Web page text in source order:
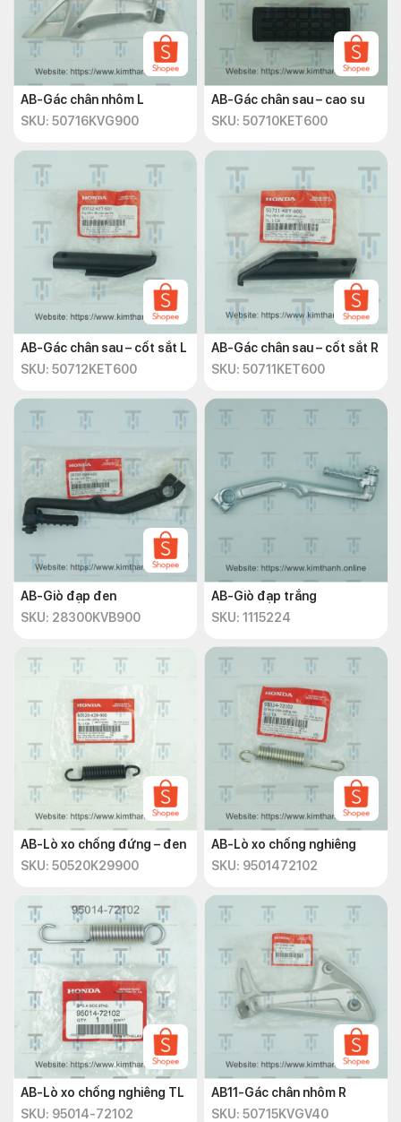
AB-Gác chân nhôm L
SKU: 50716KVG900
AB-Gác chân sau – cao su
SKU: 50710KET600
AB-Gác chân sau – cốt sắt L
SKU: 50712KET600
AB-Gác chân sau – cốt sắt R
SKU: 50711KET600
AB-Giò đạp đen
SKU: 28300KVB900
AB-Giò đạp trắng
SKU: 1115224
AB-Lò xo chống đứng – đen
SKU: 50520K29900
AB-Lò xo chống nghiêng
SKU: 9501472102
AB-Lò xo chống nghiêng TL
SKU: 95014-72102
AB11-Gác chân nhôm R
SKU: 50715KVGV40